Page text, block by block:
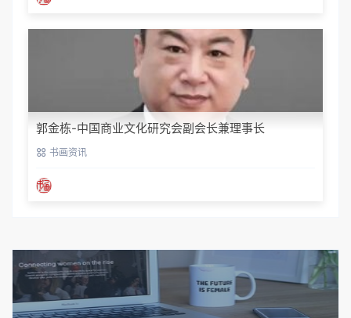
郭金栋-中国商业文化研究会副会长兼理事长
书画资讯